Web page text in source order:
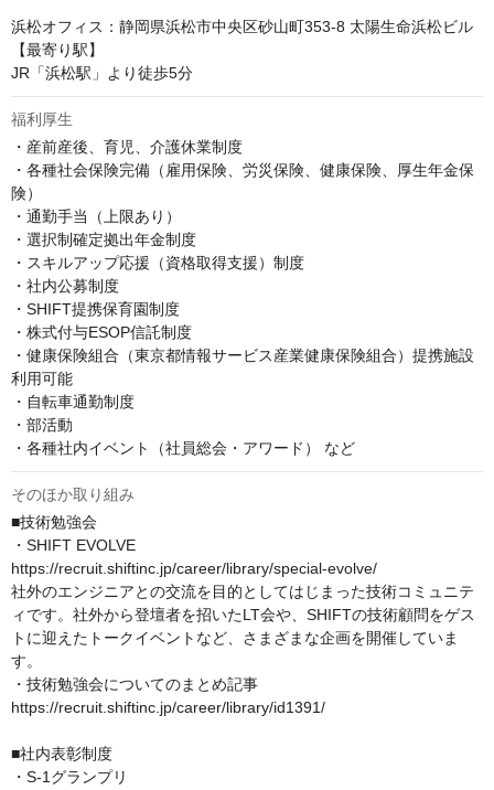
浜松オフィス：静岡県浜松市中央区砂山町353-8 太陽生命浜松ビル
【最寄り駅】
JR「浜松駅」より徒歩5分
福利厚生
・産前産後、育児、介護休業制度
・各種社会保険完備（雇用保険、労災保険、健康保険、厚生年金保
険）
・通勤手当（上限あり）
・選択制確定拠出年金制度
・スキルアップ応援（資格取得支援）制度
・社内公募制度
・SHIFT提携保育園制度
・株式付与ESOP信託制度
・健康保険組合（東京都情報サービス産業健康保険組合）提携施設
利用可能
・自転車通勤制度
・部活動
・各種社内イベント（社員総会・アワード） など
そのほか取り組み
■技術勉強会
・SHIFT EVOLVE
https://recruit.shiftinc.jp/career/library/special-evolve/
社外のエンジニアとの交流を目的としてはじまった技術コミュニテ
ィです。社外から登壇者を招いたLT会や、SHIFTの技術顧問をゲス
トに迎えたトークイベントなど、さまざまな企画を開催していま
す。
・技術勉強会についてのまとめ記事
https://recruit.shiftinc.jp/career/library/id1391/
■社内表彰制度
・S-1グランプリ